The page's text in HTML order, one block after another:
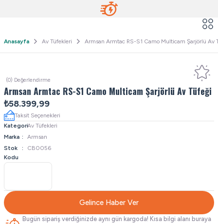
Anasayfa Av Tüfekleri Armsan Armtac RS-S1 Camo Multicam Şarjörlü Av
(0) Değerlendirme
Armsan Armtac RS-S1 Camo Multicam Şarjörlü Av Tüfeği
₺58.399,99
Taksit Seçenekleri
KategoriAv Tüfekleri
Marka
Armsan
Stok
Kodu
CB0056
Gelince Haber Ver
Bugün sipariş verdiğinizde aynı gün kargoda! Kısa bilgi alanı buraya